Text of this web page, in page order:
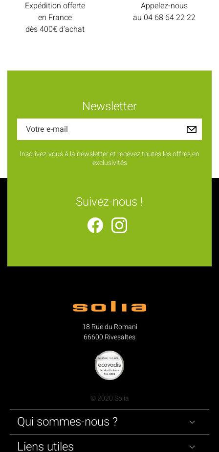
Expédition offerte
en France
dès 400€ d’achat
Appelez-nous
au 04 68 64 22 22
Newsletter
Inscrivez-vous à la newsletter et recevez toutes les offres en
exclusivités
Suivez-nous !
18 Rue du Romani
66600 Rivesaltes
© 2020 Solia
Qui sommes-nous ?
Liens utiles